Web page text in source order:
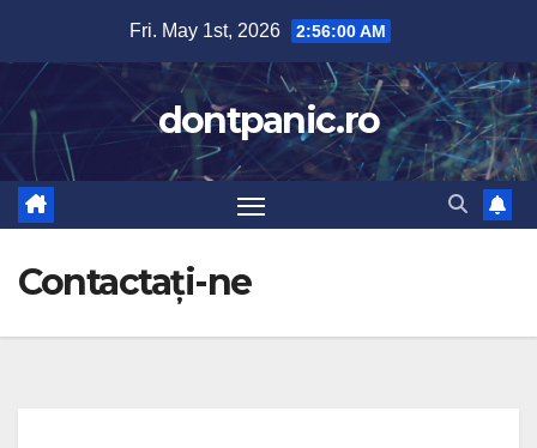
content
Fri. May 1st, 2026 2:56:01 AM
dontpanic.ro
Contactați-ne